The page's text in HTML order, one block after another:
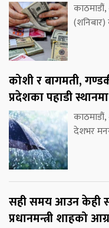
(शनिबार)
कोशी र बागमती,
प्रदेशका पहाडी
देशभर
सही समय आउन केही
प्रधानमन्त्री शाहको